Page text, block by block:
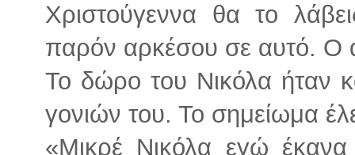
Χριστούγεννα θα το
παρόν αρκέσου σε αυτό. Ο
Το δώρο του Νικόλα ήταν
γονιών του. Το σημείωμα
«Μικρέ Νικόλα εγώ